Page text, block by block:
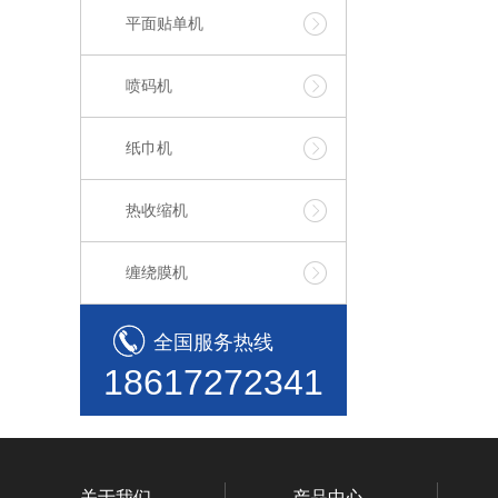
平面贴单机
喷码机
纸巾机
热收缩机
缠绕膜机
全国服务热线
18617272341